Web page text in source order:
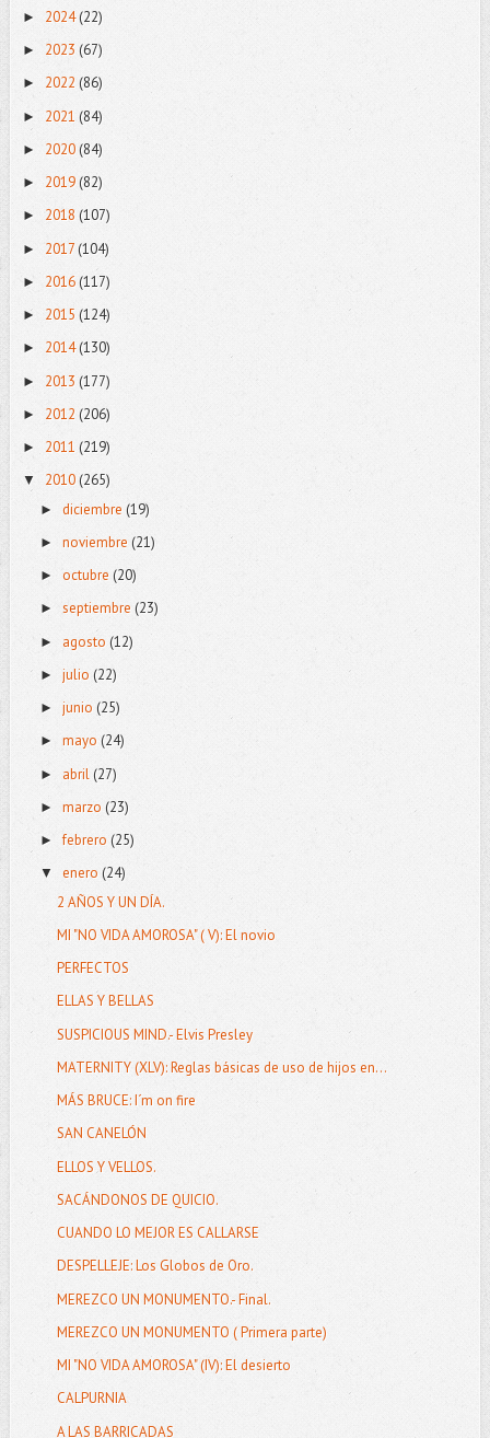
► 2024(22)
► 2023 (67)
► 2022 (86)
► 2021 (84)
► 2020(84)
► 2019 (82)
► 2018 (107)
► 2017(104)
► 2016 (117)
► 2015 (124)
► 2014(130)
► 2013 (177)
► 2012 (206)
► 2011 (219)
▼ 2010(265)
► diciembre (19)
► noviembre (21)
► octubre (20)
► septiembre (23)
► agosto (12)
► julio (22)
► junio (25)
► mayo (24)
► abril(27)
► marzo (23)
►febrero (25)
▼ enero (24)
2 AÑOS Y UN DÍA.
MI "NO VIDA AMOROSA" ( V): El novio
PERFECTOS
ELLAS Y BELLAS
SUSPICIOUS MIND.- Elvis Presley
MATERNITY (XLV): Reglas básicas de uso de hijos en...
MÁS BRUCE: I´m on fire
SAN CANELÓN
ELLOS Y VELLOS.
SACÁNDONOS DE QUICIO.
CUANDO LO MEJOR ES CALLARSE
DESPELLEJE: Los Globos de Oro.
MEREZCO UN MONUMENTO.- Final.
MEREZCO UN MONUMENTO ( Primera parte)
MI "NO VIDA AMOROSA" (IV): El desierto
CALPURNIA
A LAS BARRICADAS